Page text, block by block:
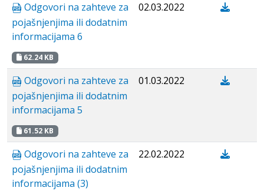
Odgovori na zahteve za
pojašnjenjima ili dodatnim
informacijama 6
62.24 KB
02.03.2022
Odgovori na zahteve za
pojašnjenjima ili dodatnim
informacijama 5
61.52 KB
01.03.2022
Odgovori na zahteve za
pojašnjenjima ili dodatnim
informacijama (3)
22.02.2022